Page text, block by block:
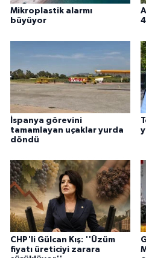
Mikroplastik alarmı
büyüyor
İspanya görevini
tamamlayan uçaklar yurda
döndü
CHP'li Gülcan Kış: ''Üzüm
fiyatı üreticiyi zarara